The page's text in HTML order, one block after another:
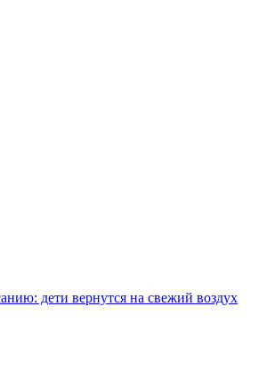
дети вернутся на свежий воздух